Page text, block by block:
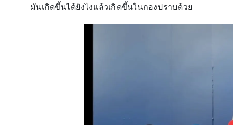
มันเกิดขึ้นได้ยังไงแล้วเกิดขึ้นในกองปราบด้วย